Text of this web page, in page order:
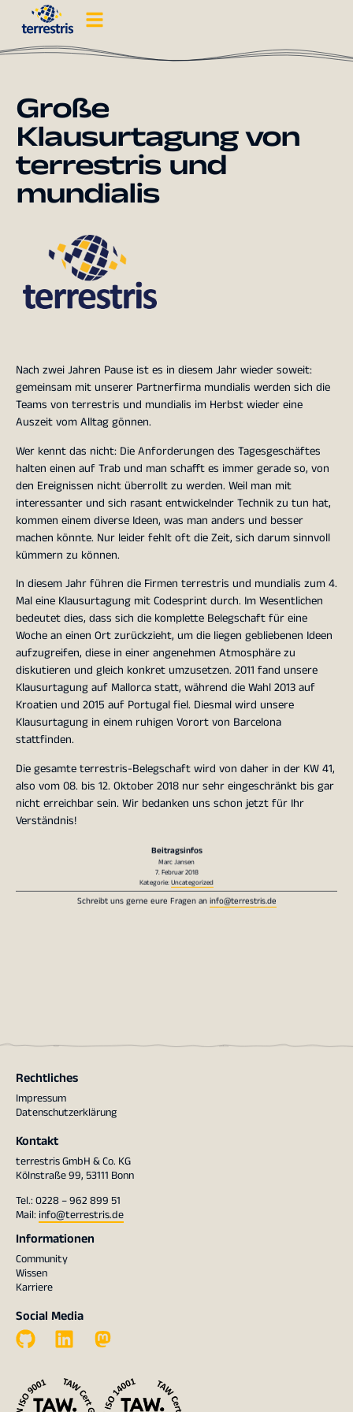
Große
Klausurtagung von
terrestris und
mundialis
Nach zwei Jahren Pause ist es in diesem Jahr wieder soweit:
gemeinsam mit unserer Partnerfirma mundialis werden sich die
Teams von terrestris und mundialis im Herbst wieder eine
Auszeit vom Alltag gönnen.
Wer kennt das nicht: Die Anforderungen des Tagesgeschäftes
halten einen auf Trab und man schafft es immer gerade so, von
den Ereignissen nicht überrollt zu werden. Weil man mit
interessanter und sich rasant entwickelnder Technik zu tun hat,
kommen einem diverse Ideen, was man anders und besser
machen könnte. Nur leider fehlt oft die Zeit, sich darum sinnvoll
kümmern zu können.
In diesem Jahr führen die Firmen terrestris und mundialis zum 4.
Mal eine Klausurtagung mit Codesprint durch. Im Wesentlichen
bedeutet dies, dass sich die komplette Belegschaft für eine
Woche an einen Ort zurückzieht, um die liegen gebliebenen Ideen
aufzugreifen, diese in einer angenehmen Atmosphäre zu
diskutieren und gleich konkret umzusetzen. 2011 fand unsere
Klausurtagung auf Mallorca statt, während die Wahl 2013 auf
Kroatien und 2015 auf Portugal fiel. Diesmal wird unsere
Klausurtagung in einem ruhigen Vorort von Barcelona
stattfinden.
Die gesamte terrestris-Belegschaft wird von daher in der KW 41,
also vom 08. bis 12. Oktober 2018 nur sehr eingeschränkt bis gar
nicht erreichbar sein. Wir bedanken uns schon jetzt für Ihr
Verständnis!
Beitragsinfos
Marc Jansen
7. Februar 2018
Kategorie:Uncategorized
Schreibt uns gerne eure Fragen aninfo@terrestris.de
Rechtliches
Impressum
Datenschutzerklärung
Kontakt
terrestris GmbH & Co. KG
Kölnstraße 99, 53111 Bonn
Tel.: 0228 – 962 899 51
Mail: info@terrestris.de
Informationen
Community
Wissen
Karriere
Social Media